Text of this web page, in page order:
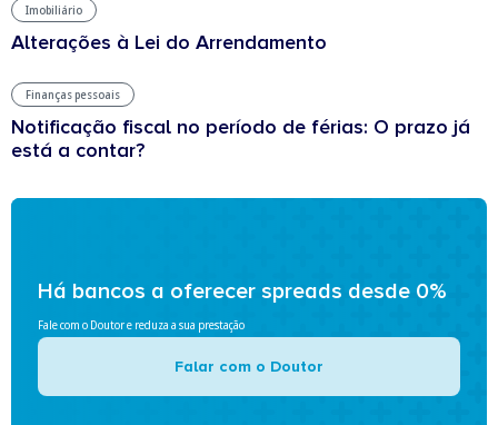
Imobiliário
Alterações à Lei do Arrendamento
Finanças pessoais
Notificação fiscal no período de férias: O prazo já
está a contar?
Há bancos a oferecer spreads desde 0%
Fale com o Doutor e reduza a sua prestação
Falar com o Doutor